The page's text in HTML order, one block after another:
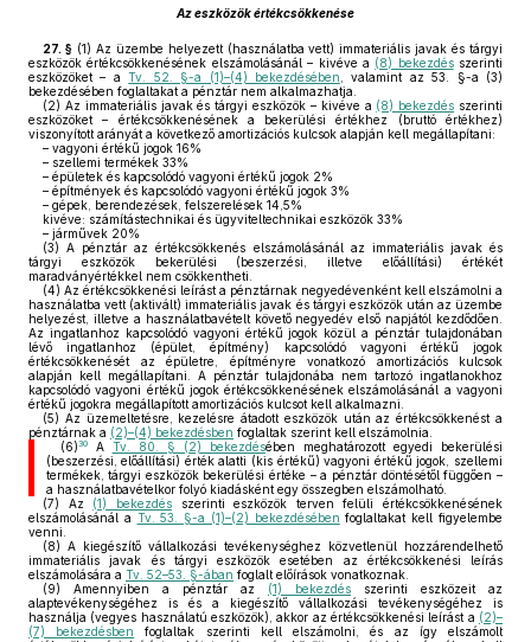
Az eszközök értékcsökkenése
27. § (1) Az üzembe helyezett (használatba vett) immateriális javak és tárgyi
eszközök értékcsökkenésének elszámolásánál – kivéve a (8) bekezdésszerinti
eszközöket – aTv. 52. §-a (1)–(4) bekezdésében , valamint az 53. §-a (3)
bekezdésében foglaltakat a pénztár nem alkalmazhatja.
(2) Az immateriális javak és tárgyi eszközök – kivéve a (8) bekezdés szerinti
eszközöket – értékcsökkenésének a bekerülési értékhez (bruttó értékhez)
viszonyított arányát a következő amortizációs kulcsok alapján kell megállapítani:
– vagyoni értékű jogok 16%
– szellemi termékek 33%
– épületek és kapcsolódó vagyoni értékű jogok 2%
– építmények és kapcsolódó vagyoni értékű jogok 3%
– gépek, berendezések, felszerelések 14,5%
kivéve: számítástechnikai és ügyviteltechnikai eszközök 33%
– járművek 20%
(3) A pénztár az értékcsökkenés elszámolásánál az immateriális javak és
tárgyi eszközök bekerülési (beszerzési, illetve előállítási) értékét
maradványértékkel nem csökkentheti.
(4) Az értékcsökkenési leírást a pénztárnak negyedévenként kell elszámolni a
használatba vett (aktivált) immateriális javak és tárgyi eszközök után az üzembe
helyezést, illetve a használatbavételt követő negyedév első napjától kezdődően.
Az ingatlanhoz kapcsolódó vagyoni értékű jogok közül a pénztár tulajdonában
lévő ingatlanhoz (épület, építmény) kapcsolódó vagyoni értékű jogok
értékcsökkenését az épületre, építményre vonatkozó amortizációs kulcsok
alapján kell megállapítani. A pénztár tulajdonába nem tartozó ingatlanokhoz
kapcsolódó vagyoni értékű jogok értékcsökkenésének elszámolásánál a vagyoni
értékű jogokra megállapított amortizációs kulcsot kell alkalmazni.
(5) Az üzemeltetésre, kezelésre átadott eszközök után az értékcsökkenést a
pénztárnak a (2)–(4) bekezdésben foglaltak szerint kell elszámolnia.
(6)30A Tv. 80. § (2) bekezdésében meghatározott egyedi bekerülési
(beszerzési, előállítási) érték alatti (kis értékű) vagyoni értékű jogok, szellemi
termékek, tárgyi eszközök bekerülési értéke – a pénztár döntésétől függően –
a használatbavételkor folyó kiadásként egy összegben elszámolható.
(7) Az (1) bekezdésszerinti eszközök terven felüli értékcsökkenésének
elszámolásánál a Tv. 53. §-a (1)–(2) bekezdésében foglaltakat kell figyelembe
venni.
(8) A kiegészítő vállalkozási tevékenységhez közvetlenül hozzárendelhető
immateriális javak és tárgyi eszközök esetében az értékcsökkenési leírás
elszámolására a Tv. 52–53. §-ában foglalt előírások vonatkoznak.
(9) Amennyiben a pénztár az (1) bekezdés szerinti eszközeit az
alaptevékenységéhez is és a kiegészítő vállalkozási tevékenységéhez is
használja (vegyes használatú eszközök), akkor az értékcsökkenési leírást a (2)–
(7) bekezdésben
foglaltak szerinti kell elszámolni, és az így elszámolt